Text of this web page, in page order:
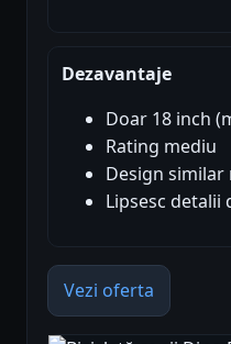
Dezavantaje
Doar 18 inch
Rating mediu
Design
Lipsesc
Vezi oferta